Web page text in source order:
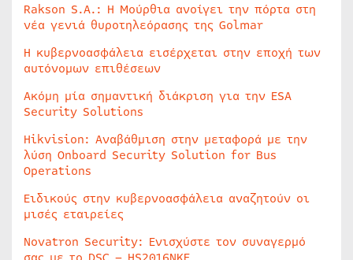
Rakson S.A.: Η Μούρθια ανοίγει την πόρτα στη
νέα γενιά θυροτηλεόρασης της Golmar
Η κυβερνοασφάλεια εισέρχεται στην εποχή των
αυτόνομων επιθέσεων
Ακόμη μία σημαντική διάκριση για την ESA
Security Solutions
Hikvision: Αναβάθμιση στην μεταφορά με την
λύση Onboard Security Solution for Bus
Operations
Ειδικούς στην κυβερνοασφάλεια αναζητούν οι
μισές εταιρείες
Novatron Security: Ενισχύστε τον συναγερμό